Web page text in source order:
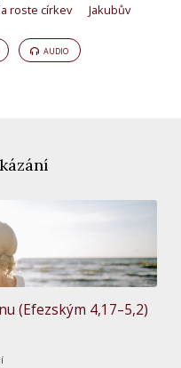
roste církev
Jakubův
AUDIO
(Efezským 4,17–5,2)